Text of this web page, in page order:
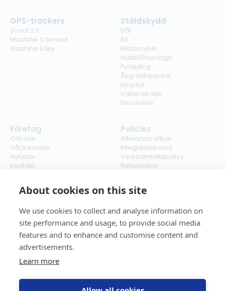
About cookies on this site
We use cookies to collect and analyse information on
site performance and usage, to provide social media
features and to enhance and customise content and
advertisements.
Learn more
GPS-trackers
Scout 2.0
Machine Connect
Machine Easy
Stöldskydd
Båt
Bil
Motorcykel
Husbil/Husvagn
Fyrhjuling
Åkgräsklippare
Moped
Vattenskoter
Snöskoter
Företag
Om oss
Våra kunder
Nyheter
Kontakt
Policies
Allmänna villkor
Integritetspolicy
Verksamhetspolicy
Returpolicy
Cookies